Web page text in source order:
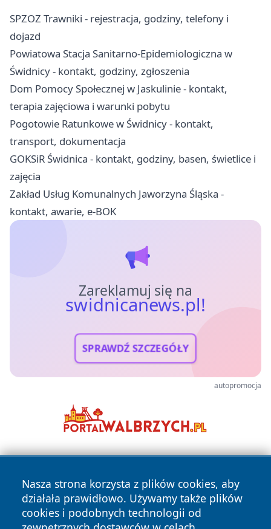
SPZOZ Trawniki - rejestracja, godziny, telefony i
dojazd
Powiatowa Stacja Sanitarno-Epidemiologiczna w
Świdnicy - kontakt, godziny, zgłoszenia
Dom Pomocy Społecznej w Jaskulinie - kontakt,
terapia zajęciowa i warunki pobytu
Pogotowie Ratunkowe w Świdnicy - kontakt,
transport, dokumentacja
GOKSiR Świdnica - kontakt, godziny, basen, świetlice i
zajęcia
Zakład Usług Komunalnych Jaworzyna Śląska -
kontakt, awarie, e-BOK
Zareklamuj się na
swidnicanews.pl!
SPRAWDŹ SZCZEGÓŁY
autopromocja
Nasza strona korzysta z plików cookies, aby
działała prawidłowo. Używamy także plików
cookies i podobnych technologii od